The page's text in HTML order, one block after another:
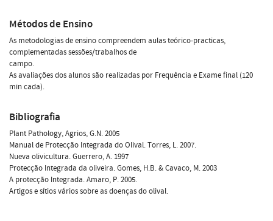
Métodos de Ensino
As metodologias de ensino compreendem aulas teórico-practicas,
complementadas sessões/trabalhos de
campo.
As avaliações dos alunos são realizadas por Frequência e Exame final (120
min cada).
Bibliografia
Plant Pathology, Agrios, G.N. 2005
Manual de Protecção Integrada do Olival. Torres, L. 2007.
Nueva olivicultura. Guerrero, A. 1997
Protecção Integrada da oliveira. Gomes, H.B. & Cavaco, M. 2003
A protecção Integrada. Amaro, P. 2005.
Artigos e sítios vários sobre as doenças do olival.